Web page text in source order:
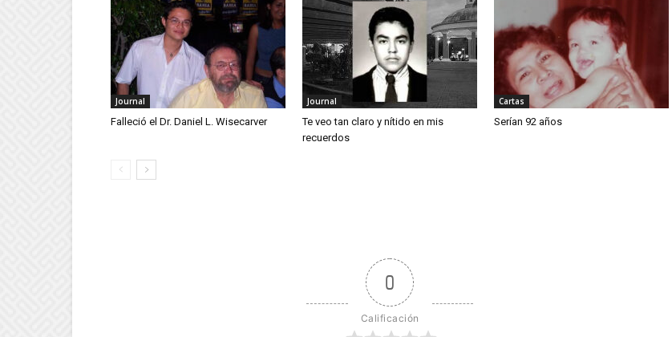
Journal
Falleció el Dr. Daniel L. Wisecarver
Journal
Te veo tan claro y nítido en mis
recuerdos
Cartas
Serían 92 años
0
Calificación